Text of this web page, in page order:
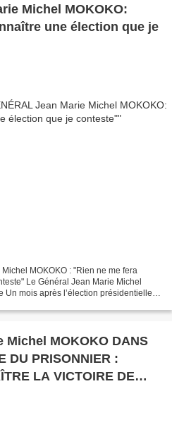
Michel MOKOKO:
une élection que je
MOKOKO : "Rien ne me fera
Le Général Jean Marie Michel
Un mois après l’élection présidentielle
DANS
DU PRISONNIER :
LA VICTOIRE DE